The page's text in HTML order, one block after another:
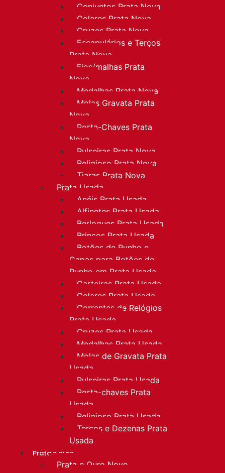
Conjuntos Prata Nova
Colares Prata Nova
Cruzes Prata Nova
Escapulários e Terços
Prata Nova
Fios/malhas Prata
Nova
Medalhas Prata Nova
Molas Gravata Prata
Nova
Porta-Chaves Prata
Nova
Pulseiras Prata Nova
Religioso Prata Nova
Tiaras Prata Nova
Prata Usada
Anéis Prata Usada
Alfinetes Prata Usada
Berloques Prata Usada
Brincos Prata Usada
Botões de Punho e
Capas para Botões de
Punho em Prata Usada
Carteiras Prata Usada
Colares Prata Usada
Correntes de Relógios
Prata Usada
Cruzes Prata Usada
Medalhas Prata Usada
Molas de Gravata Prata
Usada
Pulseiras Prata Usada
Porta-chaves Prata
Usada
Religioso Prata Usada
Terços e Dezenas Prata
Usada
Prata e ouro
Prata e Ouro Novo